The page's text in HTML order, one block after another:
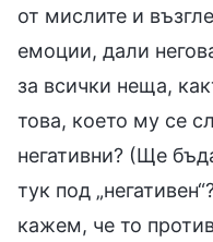
от мислите и
емоции, дали
за всички неща,
това, което му се
негативни? (Ще
тук под
кажем, че то